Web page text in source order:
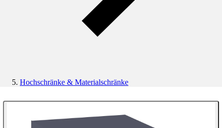
Hochschränke & Materialschränke